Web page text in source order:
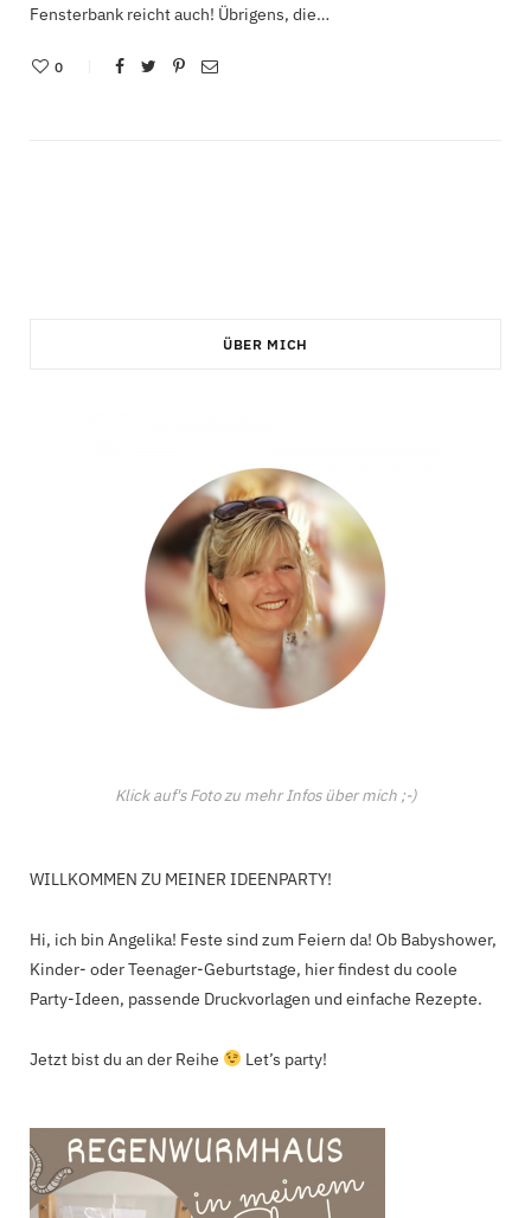
Fensterbank reicht auch! Übrigens, die…
0
ÜBER MICH
Klick auf's Foto zu mehr Infos über mich ;-)
WILLKOMMEN ZU MEINER IDEENPARTY!
Hi, ich bin Angelika! Feste sind zum Feiern da! Ob Babyshower,
Kinder- oder Teenager-Geburtstage, hier findest du coole
Party-Ideen, passende Druckvorlagen und einfache Rezepte.
Jetzt bist du an der Reihe Let’s party!